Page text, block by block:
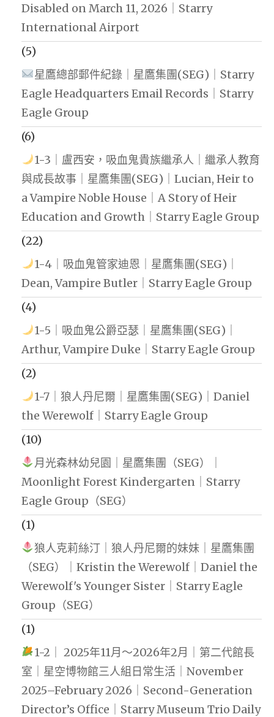
Disabled on March 11, 2026｜Starry
International Airport
(5)
星鷹總部郵件紀錄｜星鷹集團(SEG)｜Starry
Eagle Headquarters Email Records｜Starry
Eagle Group
(6)
1-3｜盧西安，吸血鬼貴族繼承人｜繼承人教育
與成長故事｜星鷹集團(SEG)｜Lucian, Heir to
a Vampire Noble House｜A Story of Heir
Education and Growth｜Starry Eagle Group
(22)
1-4｜吸血鬼管家迪恩｜星鷹集團(SEG)｜
Dean, Vampire Butler｜Starry Eagle Group
(4)
1-5｜吸血鬼公爵亞瑟｜星鷹集團(SEG)｜
Arthur, Vampire Duke｜Starry Eagle Group
(2)
1-7｜狼人丹尼爾｜星鷹集團(SEG)｜Daniel
the Werewolf｜Starry Eagle Group
(10)
月光森林幼兒園｜星鷹集團（SEG）｜
Moonlight Forest Kindergarten｜Starry
Eagle Group（SEG）
(1)
狼人克莉絲汀｜狼人丹尼爾的妹妹｜星鷹集團
（SEG）｜Kristin the Werewolf｜Daniel the
Werewolf's Younger Sister｜Starry Eagle
Group（SEG）
(1)
1-2｜ 2025年11月～2026年2月｜第二代館長
室｜星空博物館三人組日常生活｜November
2025–February 2026｜Second-Generation
Director’s Office｜Starry Museum Trio Daily